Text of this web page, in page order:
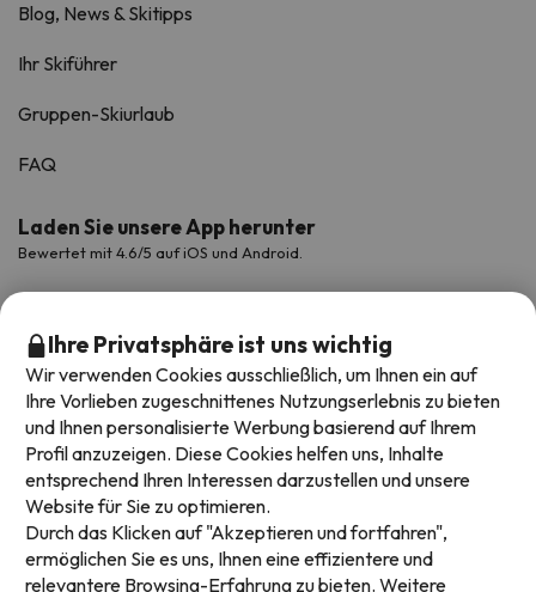
Blog, News & Skitipps
Ihr Skiführer
Gruppen-Skiurlaub
FAQ
Laden Sie unsere App herunter
Bewertet mit 4.6/5 auf iOS und Android.
Verfügbare Zahlungsarten
Ihre Privatsphäre ist uns wichtig
Wir verwenden Cookies ausschließlich, um Ihnen ein auf
Ihre Vorlieben zugeschnittenes Nutzungserlebnis zu bieten
und Ihnen personalisierte Werbung basierend auf Ihrem
Profil anzuzeigen. Diese Cookies helfen uns, Inhalte
entsprechend Ihren Interessen darzustellen und unsere
Website für Sie zu optimieren.
Durch das Klicken auf "Akzeptieren und fortfahren",
ermöglichen Sie es uns, Ihnen eine effizientere und
relevantere Browsing-Erfahrung zu bieten. Weitere